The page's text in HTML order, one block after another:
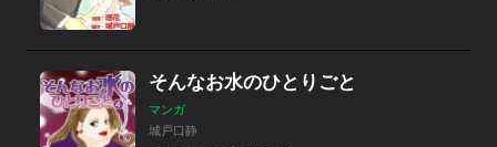
そんなお水のひとりごと
マンガ
城戸口静